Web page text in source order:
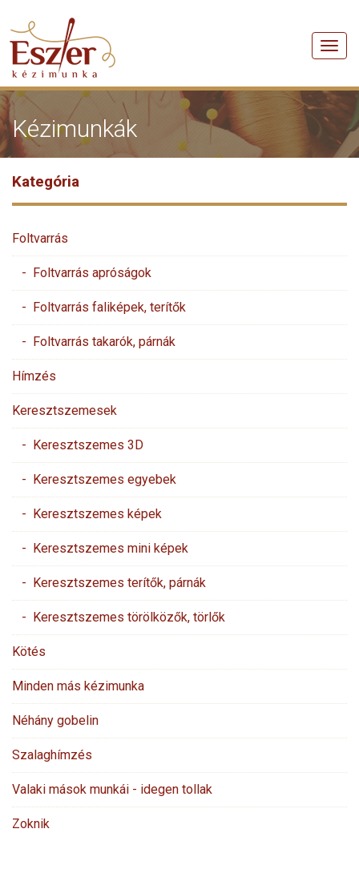
Menü
Kézimunkák
Kategória
Foltvarrás
- Foltvarrás apróságok
- Foltvarrás faliképek, terítők
- Foltvarrás takarók, párnák
Hímzés
Keresztszemesek
- Keresztszemes 3D
- Keresztszemes egyebek
- Keresztszemes képek
- Keresztszemes mini képek
- Keresztszemes terítők, párnák
- Keresztszemes törölközők, törlők
Kötés
Minden más kézimunka
Néhány gobelin
Szalaghímzés
Valaki mások munkái - idegen tollak
Zoknik